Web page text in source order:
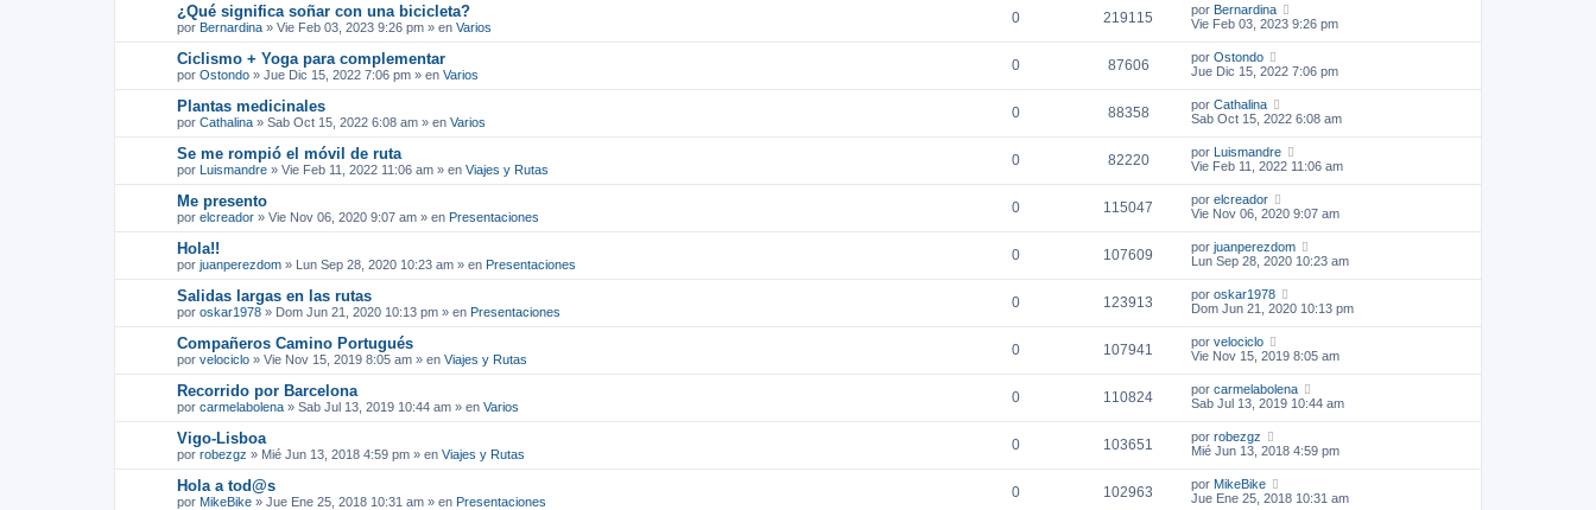
¿Qué significa soñar con una bicicleta?
por Bernardina » Vie Feb 03, 2023 9:26 pm » en Varios
0 219115 por Bernardina
Vie Feb 03, 2023 9:26 pm
Ciclismo + Yoga para complementar
por Ostondo » Jue Dic 15, 2022 7:06 pm » en Varios
0 87606 por Ostondo
Jue Dic 15, 2022 7:06 pm
Plantas medicinales
por Cathalina » Sab Oct 15, 2022 6:08 am » en Varios
0 88358 por Cathalina
Sab Oct 15, 2022 6:08 am
Se me rompió el móvil de ruta
por Luismandre » Vie Feb 11, 2022 11:06 am » en Viajes y Rutas
0 82220 por Luismandre
Vie Feb 11, 2022 11:06 am
Me presento
por elcreador » Vie Nov 06, 2020 9:07 am » en Presentaciones
0 115047 por elcreador
Vie Nov 06, 2020 9:07 am
Hola!!
por juanperezdom » Lun Sep 28, 2020 10:23 am » en Presentaciones
0 107609 por juanperezdom
Lun Sep 28, 2020 10:23 am
Salidas largas en las rutas
por oskar1978 » Dom Jun 21, 2020 10:13 pm » en Presentaciones
0 123913 por oskar1978
Dom Jun 21, 2020 10:13 pm
Compañeros Camino Portugués
por velociclo » Vie Nov 15, 2019 8:05 am » en Viajes y Rutas
0 107941 por velociclo
Vie Nov 15, 2019 8:05 am
Recorrido por Barcelona
por carmelabolena » Sab Jul 13, 2019 10:44 am » en Varios
0 110824 por carmelabolena
Sab Jul 13, 2019 10:44 am
Vigo-Lisboa
por robezgz » Mié Jun 13, 2018 4:59 pm » en Viajes y Rutas
0 103651 por robezgz
Mié Jun 13, 2018 4:59 pm
Hola a tod@s
por MikeBike » Jue Ene 25, 2018 10:31 am » en Presentaciones
0 102963 por MikeBike
Jue Ene 25, 2018 10:31 am